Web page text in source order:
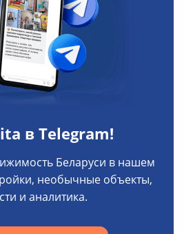
в Telegram!
Беларуси в нашем
необычные объекты,
и аналитика.